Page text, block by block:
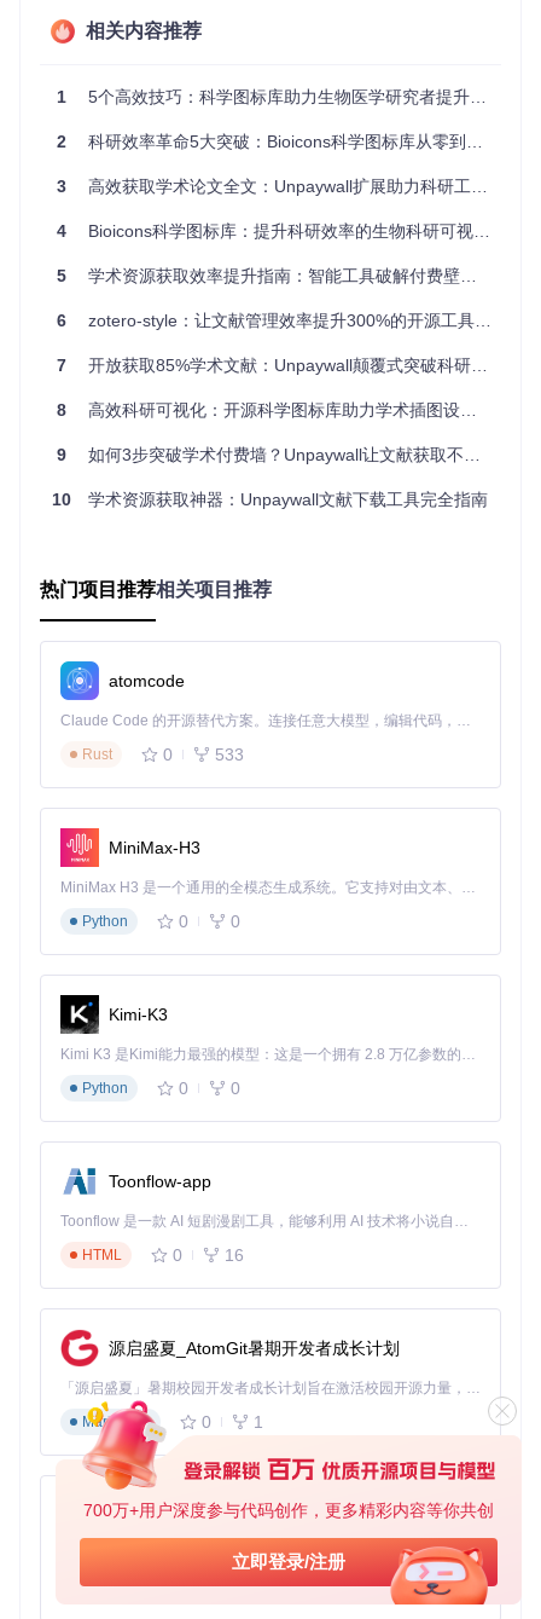
700万+用户深度参与代码创作，更多精彩内容等你共创
立即登录/注册
fic_graphs/」的数据可视化图标，制作专业级科普图文。相比
内容的专业可信度提升40%，同时保持视觉一致性。
在线教育课程开发
源目录：icons/cc-by-4.0/Intracellular_components/」中选取
自定义颜色和组合，能直观展示复杂的生物学过程，使抽象概
的实验仪器图标和「资源目录：icons/cc-by-4.0/Microbiolog
在大屏幕投影时依然清晰锐利，帮助研究者在有限时间内更有
效地传达研究成果。
克隆项目仓库：
git clone
安装依赖并启动本地服务：
npm install
打开Inkscape软件，通过扩展菜单访问Bioicons插件
在搜索框输入关键词（如"plate"）查找实验板图标
选择合适图标点击"Apply"插入到当前文档
图：Bioicons的Inkscape扩展插件界面，展示了多规格多孔板
图标集合
扩展资源：充分利用图标库的高级技巧
自定义与扩展
es/submit.vue」页面提交新设计的图标，为社区贡献力量。建
关注项目根目录下的CHANGELOG.md文件，及时获取最新图
标和功能更新，保持科研可视化资源的时效性和丰富性。
常见问题解答
Q: 如何确保使用图标时的学术引用规范？
A: 对于CC-BY许可的图标，建议在图注或致谢部分注明"图标
来自Bioicons项目（CC-BY许可）"。项目根目录的CITATION.
cff文件提供了标准引用格式，可直接用于学术论文。
相关内容推荐
1 5个高效技巧：科学图标库助力生物医学研究者提升可视化质量
2 科研效率革命5大突破：Bioicons科学图标库从零到精通指南
3 高效获取学术论文全文：Unpaywall扩展助力科研工作者的实用指南
4 Bioicons科学图标库：提升科研效率的生物科研可视化工具
5 学术资源获取效率提升指南：智能工具破解付费壁垒的实践方法
6 zotero-style：让文献管理效率提升300%的开源工具全攻略
7 开放获取85%学术文献：Unpaywall颠覆式突破科研效率瓶颈
8 高效科研可视化：开源科学图标库助力学术插图设计指南
9 如何3步突破学术付费墙？Unpaywall让文献获取不再受限
10 学术资源获取神器：Unpaywall文献下载工具完全指南
热门项目推荐相关项目推荐
atomcode
Claude Code 的开源替代方案。连接任意大模型，编辑代码，运行命令，自动验证 — 全自动执行。用 Rust 构建，极致性能。 ｜ An open-source alternative to Claude Code. Connect any LLM, edit code, run commands, and verify changes — autonomously. Built in Rust for speed. Get Started
Rust
0 533
MiniMax-H3
MiniMax H3 是一个通用的全模态生成系统。它支持对由文本、图像、视频和音频组成的多模态上下文进行统一理解，并能生成分辨率高达 2K、时长可达 15 秒的带原生立体声音频的视频。得益于面向任务泛化的系统设计，H3 在预训练阶段就已具备广泛的多模态上下文理解与生成能力，能够出色地执行复杂的多模态指令。
Python
0 0
Kimi-K3
Kimi K3 是Kimi能力最强的模型：这是一个拥有 2.8 万亿参数的混合专家（MoE）模型，具备原生视觉理解能力，并支持 100 万 token 的上下文窗口。
Python
0 0
Toonflow-app
Toonflow 是一款 AI 短剧漫剧工具，能够利用 AI 技术将小说自动转化为剧本，并结合 AI 生成的图片和视频，实现高效的短剧创作。借助 Toonflow，可以轻松完成从文字到影像的全流程，让短剧制作变得更加智能与便捷。
HTML
0 16
源启盛夏_AtomGit暑期开发者成长计划
「源启盛夏」暑期校园开发者成长计划旨在激活校园开源力量，通过积分激励、认证扶持、资源倾斜等形式，引导高校组织和开发者完成「入驻 — 建项目 — 做贡献 — 获认证 — 得资源」的完整闭环。无论你是想带领社团入驻平台的组织者，还是希望用代码贡献证明自己的开发者，都能在这里找到属于你的成长路径。
Markdown
0 1
AionUi
免费、本地、开源的 24/7 全天候 Cowork 应用，以及适用于 Gemini CLI、Claude Code、Codex、OpenCode、Qwen Code、Goose CLI、Auggie 等的 OpenClaw | 🌟 喜欢就点star吧
TypeScript
0 6